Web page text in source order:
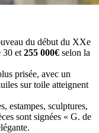
du début du XXe
30 et 255 000€ selon la
prisée, avec un
sur toile atteignent
estampes, sculptures,
sont signées « G. de